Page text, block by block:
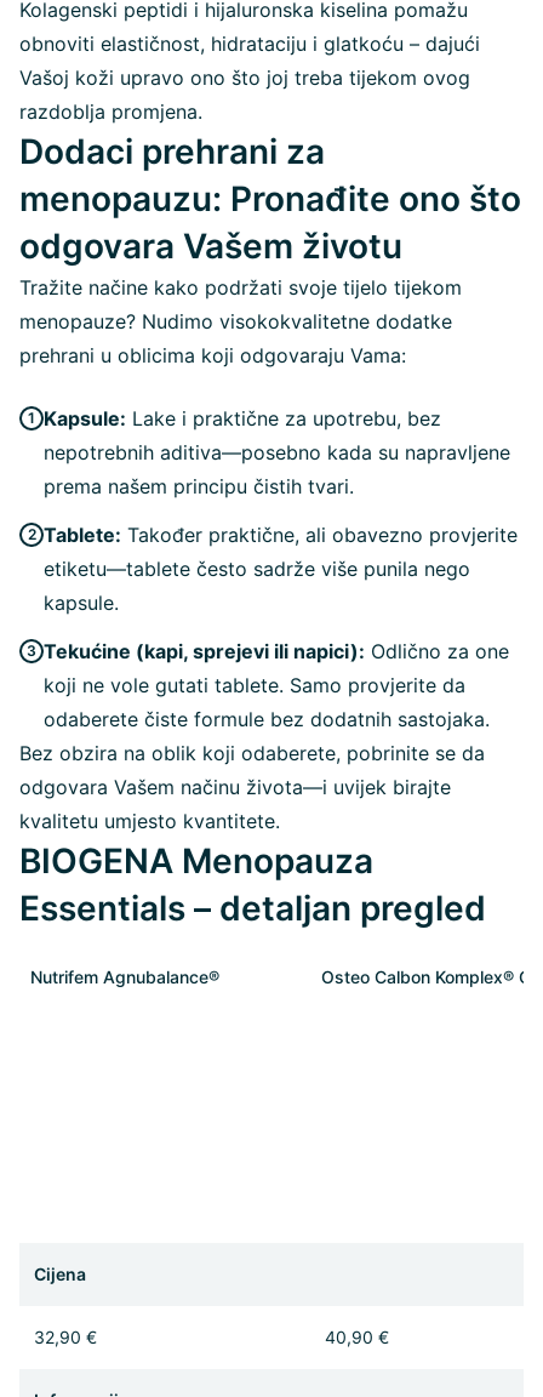
Kolagenski peptidi i hijaluronska kiselina pomažu
obnoviti elastičnost, hidrataciju i glatkoću – dajući
Vašoj koži upravo ono što joj treba tijekom ovog
razdoblja promjena.
Dodaci prehrani za
menopauzu: Pronađite ono što
odgovara Vašem životu
Tražite načine kako podržati svoje tijelo tijekom
menopauze? Nudimo visokokvalitetne dodatke
prehrani u oblicima koji odgovaraju Vama:
Kapsule: Lake i praktične za upotrebu, bez
nepotrebnih aditiva—posebno kada su napravljene
prema našem principu čistih tvari.
Tablete: Također praktične, ali obavezno provjerite
etiketu—tablete često sadrže više punila nego
kapsule.
Tekućine (kapi, sprejevi ili napici): Odlično za one
koji ne vole gutati tablete. Samo provjerite da
odaberete čiste formule bez dodatnih sastojaka.
Bez obzira na oblik koji odaberete, pobrinite se da
odgovara Vašem načinu života—i uvijek birajte
kvalitetu umjesto kvantitete.
BIOGENA Menopauza
Essentials – detaljan pregled
Nutrifem Agnubalance® Osteo Calbon Komplex®
Cijena
32,90 € 40,90 €